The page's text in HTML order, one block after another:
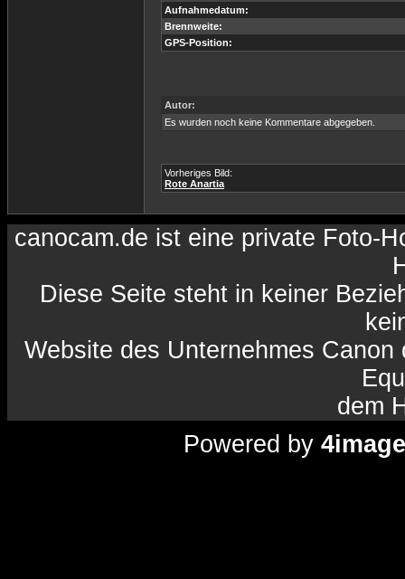
Aufnahmedatum:
Brennweite:
GPS-Position:
Autor:
Es wurden noch keine Kommentare abgegeben.
Vorheriges Bild:
Rote Anartia
canocam.de ist eine private Foto-
Diese Seite steht in keiner
Website des Unternehmes
dem
Powered by